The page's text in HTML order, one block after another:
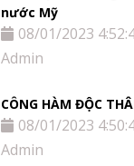
nước Mỹ
08/01/2023
Admin
CÔNG HÀM ĐỘC
08/01/2023
Admin